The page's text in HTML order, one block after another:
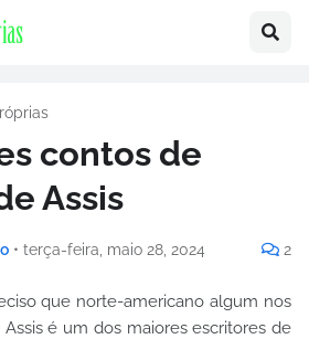
contos de
Assis
• terça-feira, maio 28, 2024 2
que norte-americano algum nos
é um dos maiores escritores de